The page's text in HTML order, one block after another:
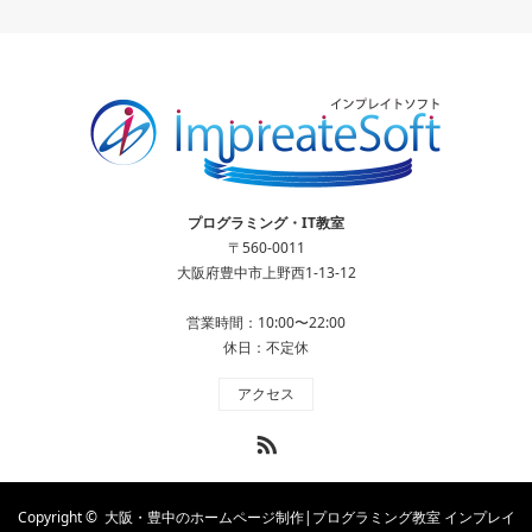
プログラミング・IT教室
〒560-0011
大阪府豊中市上野西1-13-12
営業時間：10:00〜22:00
休日：不定休
アクセス
Copyright © 大阪・豊中のホームページ制作|プログラミング教室 インプレイ